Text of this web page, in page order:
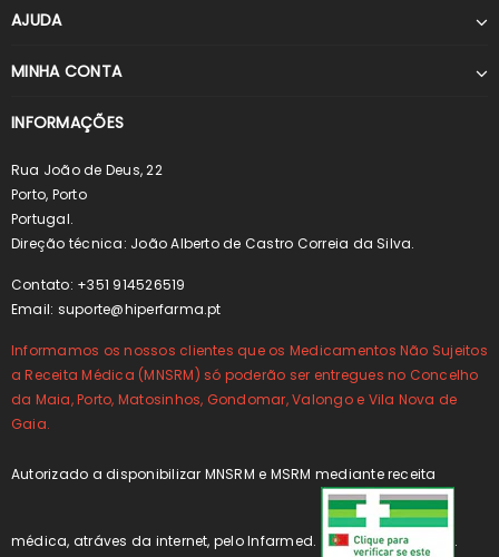
AJUDA
MINHA CONTA
INFORMAÇÕES
Rua João de Deus, 22
Porto, Porto
Portugal.
Direção técnica: João Alberto de Castro Correia da Silva.
Contato: +351 914526519
Email: suporte@hiperfarma.pt
Informamos os nossos clientes que os Medicamentos Não Sujeitos
a Receita Médica (MNSRM) só poderão ser entregues no Concelho
da Maia, Porto, Matosinhos, Gondomar, Valongo e Vila Nova de
Gaia.
Autorizado a disponibilizar MNSRM e MSRM mediante receita
médica, atráves da internet, pelo Infarmed. .